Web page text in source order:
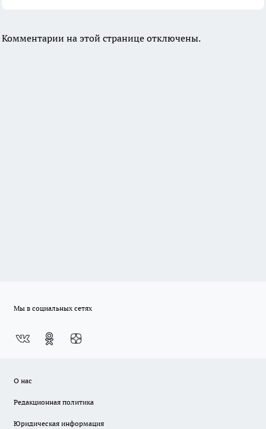
Комментарии на этой странице отключены.
Мы в социальных сетях
О нас
Редакционная политика
Юридическая информация